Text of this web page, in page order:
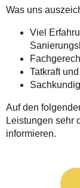
Was uns
Viel
Tatkraft
Auf den
Leistungen sehr
informieren.